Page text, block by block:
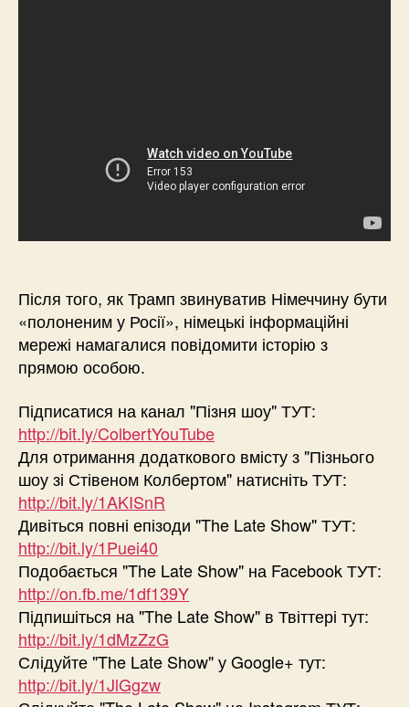
Після того, як Трамп звинуватив Німеччину бути
«полоненим у Росії», німецькі інформаційні
мережі намагалися повідомити історію з
прямою особою.
Підписатися на канал "Пізня шоу" ТУТ:
http://bit.ly/ColbertYouTube
Для отримання додаткового вмісту з "Пізнього
шоу зі Стівеном Колбертом" натисніть ТУТ:
http://bit.ly/1AKISnR
Дивіться повні епізоди "The Late Show" ТУТ:
http://bit.ly/1Puei40
Подобається "The Late Show" на Facebook ТУТ:
http://on.fb.me/1df139Y
Підпишіться на "The Late Show" в Твіттері тут:
http://bit.ly/1dMzZzG
Слідуйте "The Late Show" у Google+ тут:
http://bit.ly/1JlGgzw